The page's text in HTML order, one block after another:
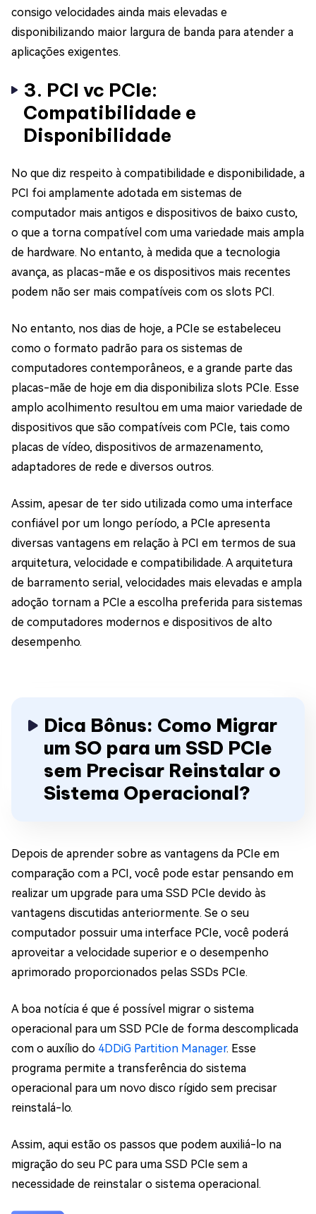
consigo velocidades ainda mais elevadas e
disponibilizando maior largura de banda para atender a
aplicações exigentes.
3. PCI vc PCIe:
Compatibilidade e
Disponibilidade
No que diz respeito à compatibilidade e disponibilidade, a
PCI foi amplamente adotada em sistemas de
computador mais antigos e dispositivos de baixo custo,
o que a torna compatível com uma variedade mais ampla
de hardware. No entanto, à medida que a tecnologia
avança, as placas-mãe e os dispositivos mais recentes
podem não ser mais compatíveis com os slots PCI.
No entanto, nos dias de hoje, a PCIe se estabeleceu
como o formato padrão para os sistemas de
computadores contemporâneos, e a grande parte das
placas-mãe de hoje em dia disponibiliza slots PCIe. Esse
amplo acolhimento resultou em uma maior variedade de
dispositivos que são compatíveis com PCIe, tais como
placas de vídeo, dispositivos de armazenamento,
adaptadores de rede e diversos outros.
Assim, apesar de ter sido utilizada como uma interface
confiável por um longo período, a PCIe apresenta
diversas vantagens em relação à PCI em termos de sua
arquitetura, velocidade e compatibilidade. A arquitetura
de barramento serial, velocidades mais elevadas e ampla
adoção tornam a PCIe a escolha preferida para sistemas
de computadores modernos e dispositivos de alto
desempenho.
Dica Bônus: Como Migrar
um SO para um SSD PCIe
sem Precisar Reinstalar o
Sistema Operacional?
Depois de aprender sobre as vantagens da PCIe em
comparação com a PCI, você pode estar pensando em
realizar um upgrade para uma SSD PCIe devido às
vantagens discutidas anteriormente. Se o seu
computador possuir uma interface PCIe, você poderá
aproveitar a velocidade superior e o desempenho
aprimorado proporcionados pelas SSDs PCIe.
A boa notícia é que é possível migrar o sistema
operacional para um SSD PCIe de forma descomplicada
com o auxílio do 4DDiG Partition Manager. Esse
programa permite a transferência do sistema
operacional para um novo disco rígido sem precisar
reinstalá-lo.
Assim, aqui estão os passos que podem auxiliá-lo na
migração do seu PC para uma SSD PCIe sem a
necessidade de reinstalar o sistema operacional.